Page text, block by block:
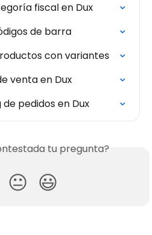
fiscal en Dux
de barra
con variantes
venta en Dux
pedidos en Dux
tu pregunta?
😐 😃